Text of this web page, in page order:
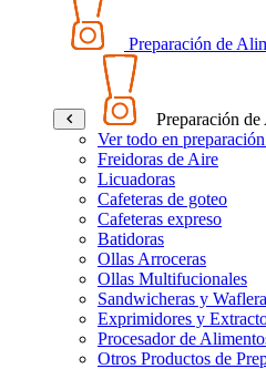
Preparación de
Preparación
Ver todo en
Freidoras de Aire
Licuadoras
Cafeteras de goteo
Cafeteras expreso
Batidoras
Ollas Arroceras
Ollas Multifucionales
Sandwicheras y
Exprimidores y
Procesador de
Otros Productos de